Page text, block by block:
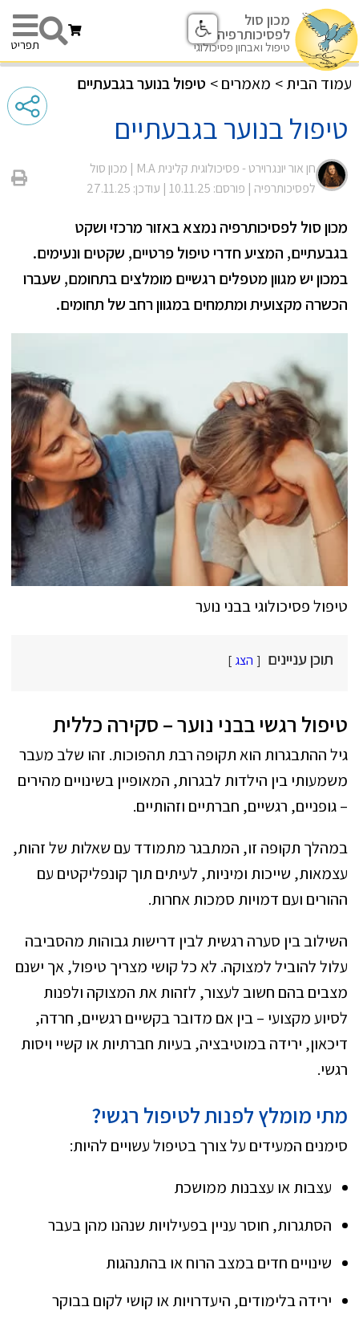
מכון סול
לפסיכותרפיה
טיפול ואבחון פסיכולוגי תפריט
טיפול בנוער בגבעתיים > מאמרים > עמוד הבית
טיפול בנוער בגבעתיים
חן אור יונגרוירט - פסיכולוגית קלינית M.A |
מכון סול
לפסיכותרפיה | פורסם: 10.11.25 | עודכן: 27.11.25
מכון סול לפסיכותרפיה נמצא באזור מרכזי ושקט
בגבעתיים, המציע חדרי טיפול פרטיים, שקטים ונעימים.
במכון יש מגוון מטפלים רגשיים מומלצים בתחומם, שעברו
הכשרה מקצועית ומתמחים במגוון רחב של תחומים.
טיפול פסיכולוגי בבני נוער
תוכן עניינים הצג
טיפול רגשי בבני נוער – סקירה כללית
גיל ההתבגרות הוא תקופה רבת תהפוכות. זהו שלב מעבר
משמעותי בין הילדות לבגרות, המאופיין בשינויים מהירים
– גופניים, רגשיים, חברתיים וזהותיים.
במהלך תקופה זו, המתבגר מתמודד עם שאלות של זהות,
עצמאות, שייכות ומיניות, לעיתים תוך קונפליקטים עם
ההורים ועם דמויות סמכות אחרות.
השילוב בין סערה רגשית לבין דרישות גבוהות מהסביבה
עלול להוביל למצוקה. לא כל קושי מצריך טיפול, אך ישנם
מצבים בהם חשוב לעצור, לזהות את המצוקה ולפנות
לסיוע מקצועי – בין אם מדובר בקשיים רגשיים, חרדה,
דיכאון, ירידה במוטיבציה, בעיות חברתיות או קשיי ויסות
רגשי.
מתי מומלץ לפנות לטיפול רגשי?
סימנים המעידים על צורך בטיפול עשויים להיות:
עצבות או עצבנות ממושכת
הסתגרות, חוסר עניין בפעילויות שנהנו מהן בעבר
שינויים חדים במצב הרוח או בהתנהגות
ירידה בלימודים, היעדרויות או קושי לקום בבוקר